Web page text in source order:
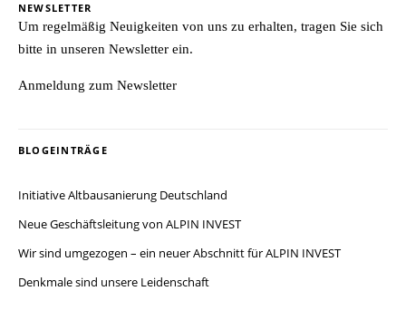
NEWSLETTER
Um regelmäßig Neuigkeiten von uns zu erhalten, tragen Sie sich
bitte in unseren Newsletter ein.
Anmeldung zum Newsletter
BLOGEINTRÄGE
Initiative Altbausanierung Deutschland
Neue Geschäftsleitung von ALPIN INVEST
Wir sind umgezogen – ein neuer Abschnitt für ALPIN INVEST
Denkmale sind unsere Leidenschaft